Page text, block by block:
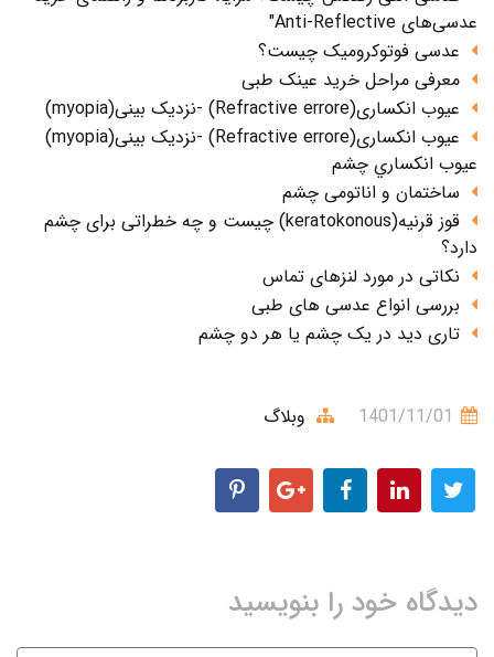
عدسی‌های Anti-Reflective"
عدسی فوتوکرومیک چیست؟
معرفی مراحل خرید عینک طبی
عیوب انکساری(Refractive errore) -نزدیک بینی(myopia)
عیوب انکساری(Refractive errore) -نزدیک بینی(myopia)
عيوب انکساري چشم
ساختمان و اناتومی چشم
قوز قرنیه(keratokonous) چیست و چه خطراتی برای چشم
دارد؟
نکاتی در مورد لنزهای تماس
بررسی انواع عدسی های طبی
تاری دید در یک چشم یا هر دو چشم
وبلاگ
دیدگاه خود را بنویسید